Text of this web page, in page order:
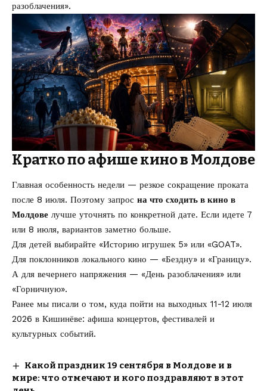
разоблачения».
Кратко по афише кино в Молдове
Главная особенность недели — резкое сокращение проката
после 8 июля. Поэтому запрос на что сходить в кино в
Молдове лучше уточнять по конкретной дате. Если идете 7
или 8 июля, вариантов заметно больше.
Для детей выбирайте «Историю игрушек 5» или «GOAT».
Для поклонников локального кино — «Бездну» и «Границу».
А для вечернего напряжения — «День разоблачения» или
«Горничную».
Ранее мы писали о том, куда пойти на выходных 11-12 июля
2026 в Кишинёве: афиша концертов, фестивалей и
культурных событий.
Какой праздник 19 сентября в Молдове и в
мире: что отмечают и кого поздравляют в этот